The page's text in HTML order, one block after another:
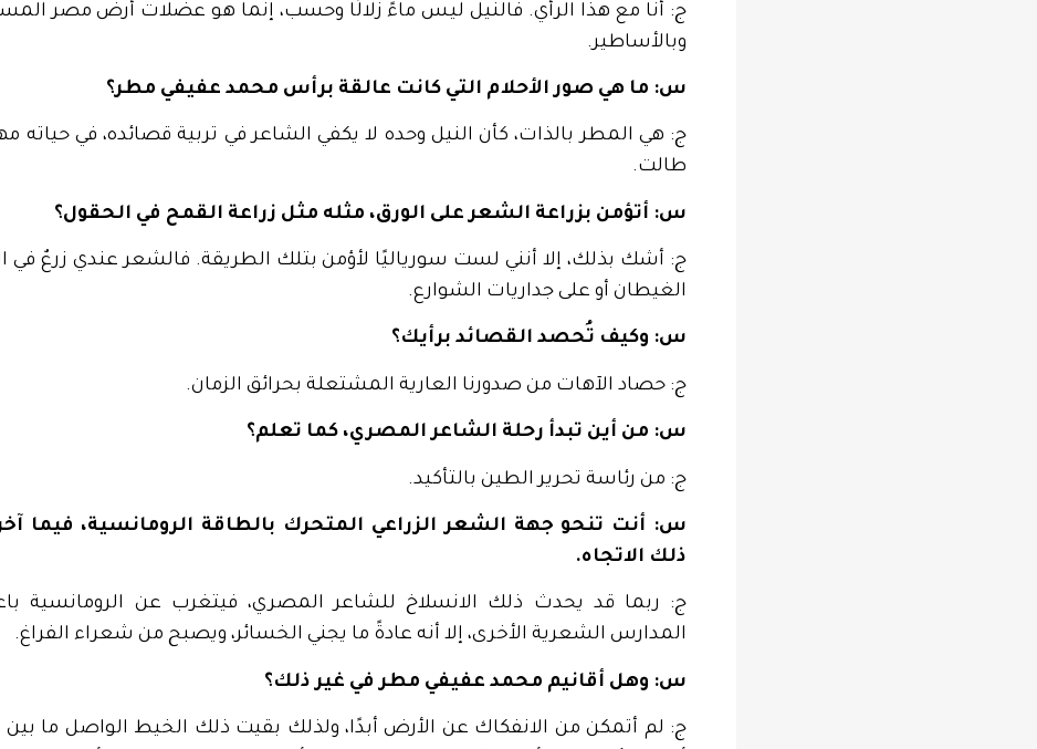
ج: أنا مع هذا الرأي. فالنيل ليس ماءً زلالًا وحسب، إنما هو عضلات أرض مصر
وبالأساطير.
س: ما هي صور الأحلام التي كانت عالقة برأس محمد عفيفي مطر؟
ج: هي المطر بالذات، كأن النيل وحده لا يكفي الشاعر في تربية قصائده، في حياته
طالت.
س: أتؤمن بزراعة الشعر على الورق، مثله مثل زراعة القمح في الحقول؟
ج: أشك بذلك، إلا أنني لست سورياليًا لأؤمن بتلك الطريقة. فالشعر عندي زرعٌ في
الغيطان أو على جداريات الشوارع.
س: وكيف تُحصد القصائد برأيك؟
ج: حصاد الآهات من صدورنا العارية المشتعلة بحرائق الزمان.
س: من أين تبدأ رحلة الشاعر المصري، كما تعلم؟
ج: من رئاسة تحرير الطين بالتأكيد.
س: أنت تنحو جهة الشعر الزراعي المتحرك بالطاقة الرومانسية، فيما
ذلك الاتجاه.
ج: ربما قد يحدث ذلك الانسلاخ للشاعر المصري، فيتغرب عن الرومانسية
المدارس الشعرية الأخرى، إلا أنه عادةً ما يجني الخسائر، ويصبح من شعراء الفراغ.
س: وهل أقانيم محمد عفيفي مطر في غير ذلك؟
ج: لم أتمكن من الانفكاك عن الأرض أبدًا، ولذلك بقيت ذلك الخيط الواصل ما بين